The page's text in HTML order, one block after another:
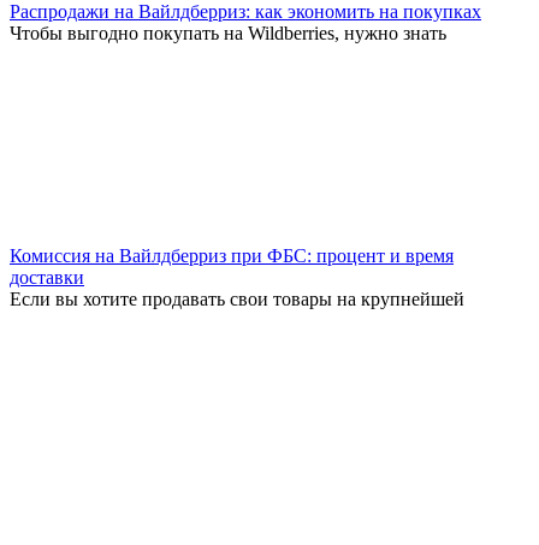
Распродажи на Вайлдберриз: как экономить на покупках
Чтобы выгодно покупать на Wildberries, нужно знать
Комиссия на Вайлдберриз при ФБС: процент и время
доставки
Если вы хотите продавать свои товары на крупнейшей